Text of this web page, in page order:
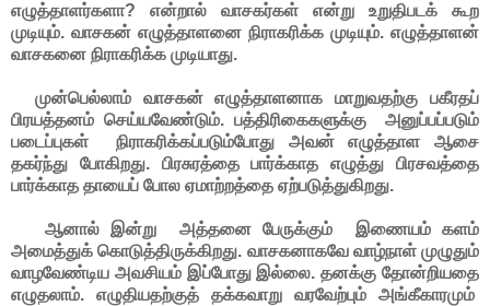
எழுத்தாளர்களா? என்றால் வாசகர்கள் என்று உறுதிபடக் கூற
முடியும். வாசகன் எழுத்தாளனை நிராகரிக்க முடியும். எழுத்தாளன்
வாசகனை நிராகரிக்க முடியாது.
முன்பெல்லாம் வாசகன் எழுத்தாளனாக மாறுவதற்கு பகீரதப்
பிரயத்தனம் செய்யவேண்டும். பத்திரிகைகளுக்கு அனுப்பப்படும்
படைப்புகள் நிராகரிக்கப்படும்போது அவன் எழுத்தாள ஆசை
தகர்ந்து போகிறது. பிரசுரத்தை பார்க்காத எழுத்து பிரசவத்தை
பார்க்காத தாயைப் போல ஏமாற்றத்தை ஏற்படுத்துகிறது.
ஆனால் இன்று அத்தனை பேருக்கும் இணையம் களம்
அமைத்துக் கொடுத்திருக்கிறது. வாசகனாகவே வாழ்நாள் முழுதும்
வாழவேண்டிய அவசியம் இப்போது இல்லை. தனக்கு தோன்றியதை
எழுதலாம். எழுதியதற்குத் தக்கவாறு வரவேற்பும் அங்கீகாரமும்